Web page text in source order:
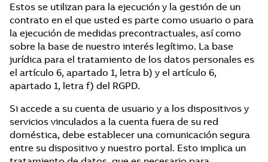
Estos se utilizan para la ejecución y la gestión de un
contrato en el que usted es parte como usuario o para
la ejecución de medidas precontractuales, así como
sobre la base de nuestro interés legítimo. La base
jurídica para el tratamiento de los datos personales es
el artículo 6, apartado 1, letra b) y el artículo 6,
apartado 1, letra f) del RGPD.
Si accede a su cuenta de usuario y a los dispositivos y
servicios vinculados a la cuenta fuera de su red
doméstica, debe establecer una comunicación segura
entre su dispositivo y nuestro portal. Esto implica un